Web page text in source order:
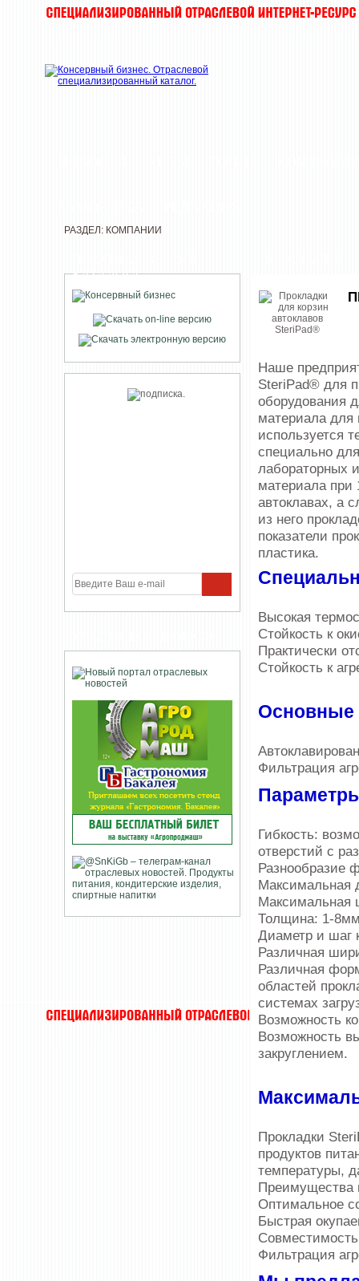
КАТАЛОГА
РАЗДЕЛ: КОМПАНИИ
Наше
SteriPad® для
оборудования
материала для
используется
специально
лабораторных
материала при
автоклавах, а
из него
показатели
пластика.
Высокая
Стойкость к
Практически
Стойкость к
Основные
Фильтрация
Гибкость:
отверстий с
Разнообразие
Максимальная
Максимальная
Толщина: 1-
Диаметр и шаг
Различная
Различная
областей
системах
Возможность
Возможность
закруглением.
Прокладки
продуктов
температуры,
Преимущества
Оптимальное
Быстрая
Фильтрация